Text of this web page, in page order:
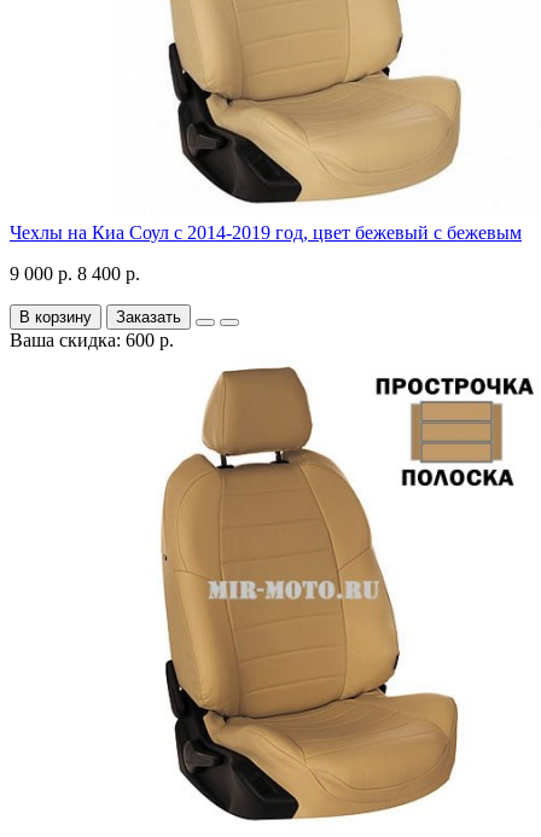
Чехлы на Киа Соул с 2014-2019 год, цвет бежевый с бежевым
9 000 р. 8 400 р.
В корзину Заказать
Ваша скидка: 600 р.